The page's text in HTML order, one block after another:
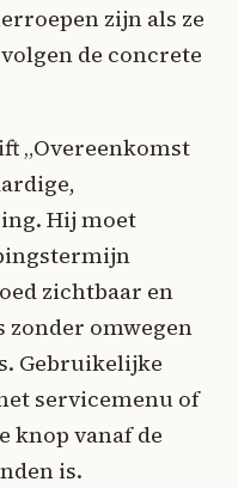
zijn als ze
de concrete
„Overeenkomst
Hij moet
zichtbaar en
zonder omwegen
Gebruikelijke
servicemenu of
knop vanaf de
is.